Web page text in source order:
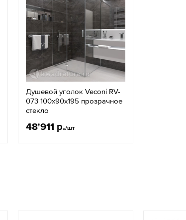
Душевой уголок Veconi RV-
073 100x90х195 прозрачное
стекло
48'911 р./шт